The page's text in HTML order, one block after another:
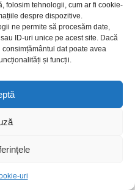
folosim tehnologii, cum ar fi cookie-
despre dispozitive.
ne permite să procesăm date,
ID-uri unice pe acest site. Dacă
dat poate avea
și funcții.
uri
– The Smile of Gratitude
a IX-a de la Liceul
Cuza” din Iași, ziua de joi,
început frumos: prima lor
noastră culturală dedicată
pregătiți să le
și tradiție: povestea
caldă, plină de lumină și
Nu a